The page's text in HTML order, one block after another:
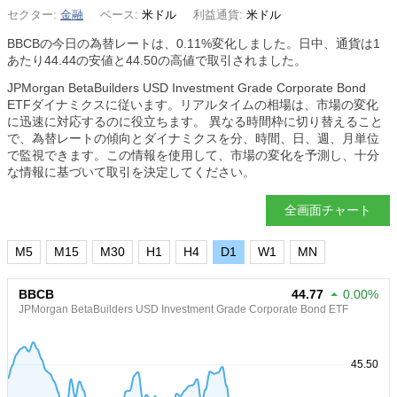
セクター: 金融 ベース: 米ドル 利益通貨: 米ドル
BBCBの今日の為替レートは、 0.11%変化しました。日中、通貨は1
あたり44.44の安値と44.50の高値で取引されました。
JPMorgan BetaBuilders USD Investment Grade Corporate Bond
ETFダイナミクスに従います。リアルタイムの相場は、市場の変化
に迅速に対応するのに役立ちます。 異なる時間枠に切り替えること
で、為替レートの傾向とダイナミクスを分、時間、日、週、月単位
で監視できます。この情報を使用して、市場の変化を予測し、十分
な情報に基づいて取引を決定してください。
全画面チャート
M5 M15 M30 H1 H4 D1 W1 MN
BBCB
JPMorgan BetaBuilders USD Investment Grade Corporate Bond ETF
44.77 0.00%